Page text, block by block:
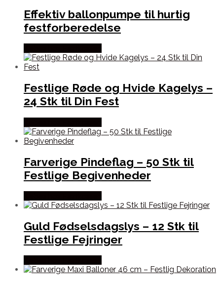
Effektiv ballonpumpe til hurtig
festforberedelse
Festlige Røde og Hvide Kagelys –
24 Stk til Din Fest
Farverige Pindeflag – 50 Stk til
Festlige Begivenheder
Guld Fødselsdagslys – 12 Stk til
Festlige Fejringer